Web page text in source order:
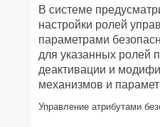
В системе
настройки ролей
параметрами
для указанных ролей
деактивации и
механизмов и
Управление атрибутами